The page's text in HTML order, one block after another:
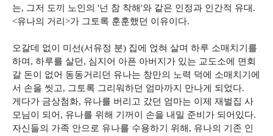
는, 그저 도끼 노인의 '넌 참 착해'와 같은 인정과 인간적 유대.
<유나의 거리>가 그토록 훈훈했던 이유이다.
오갈데 없이 미선(서유정 분) 집에 얹혀 살며 하루 소매치기를
하며, 하루를 살던, 심지어 아픈 아버지가 있는 교도소에 면회
갈 돈이 없어 동동거리던 유나는 창만의 노력 덕에 소매치기에
서 손을 씻고, 그토록 그리워하던 엄마까지 만나게 되었다.
게다가 금상첨화, 유나를 버리고 갔던 엄마는 이제 재벌집 사
모님이 되어, 유나를 위해 기꺼이 손을 내밀 준비가 되어있다.
자신들의 가족 안으로 유나를 수용하기 위해, 유나의 기존 인